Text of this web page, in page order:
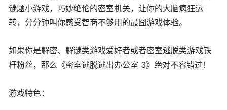
谜题小游戏，巧妙绝伦的密室机关，让你的大脑疯狂运
转，分分钟叫你感受智商不够用的最囧游戏体验。
如果你是解密、解谜类游戏爱好者或者密室逃脱类游戏铁
杆粉丝，那么《密室逃脱逃出办公室 3》绝对不容错过！
游戏特色：